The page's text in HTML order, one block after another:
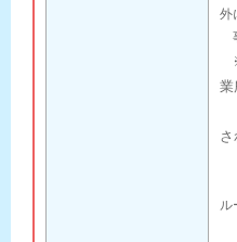
外
業
さ
ル